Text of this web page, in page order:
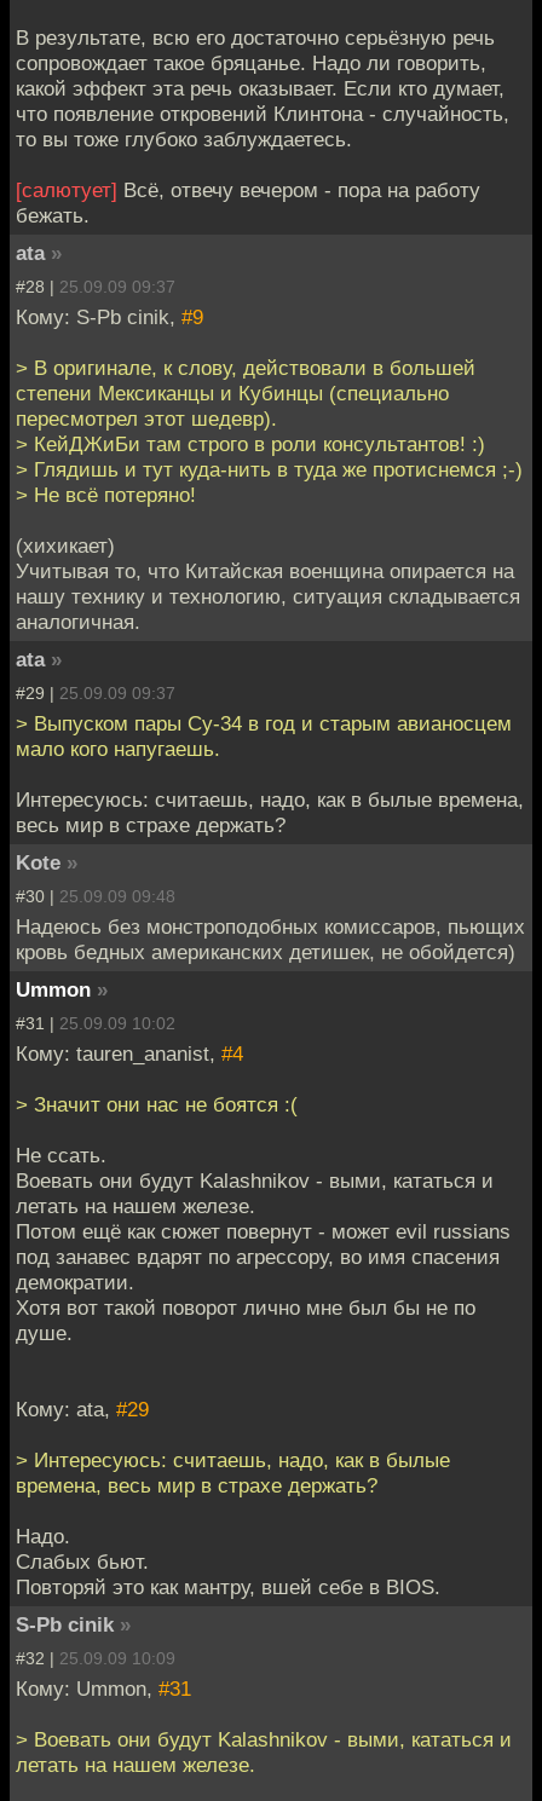
В результате, всю его достаточно серьёзную речь
сопровождает такое бряцанье. Надо ли говорить,
какой эффект эта речь оказывает. Если кто думает,
что появление откровений Клинтона - случайность,
то вы тоже глубоко заблуждаетесь.
[салютует] Всё, отвечу вечером - пора на работу
бежать.
ata »
#28 | 25.09.09 09:37
Кому: S-Pb cinik, #9
> В оригинале, к слову, действовали в большей
степени Мексиканцы и Кубинцы (специально
пересмотрел этот шедевр).
> КейДЖиБи там строго в роли консультантов! :)
> Глядишь и тут куда-нить в туда же протиснемся ;-)
> Не всё потеряно!
(хихикает)
Учитывая то, что Китайская военщина опирается на
нашу технику и технологию, ситуация складывается
аналогичная.
ata »
#29 | 25.09.09 09:37
> Выпуском пары Су-34 в год и старым авианосцем
мало кого напугаешь.
Интересуюсь: считаешь, надо, как в былые времена,
весь мир в страхе держать?
Kote »
#30 | 25.09.09 09:48
Надеюсь без монстроподобных комиссаров, пьющих
кровь бедных американских детишек, не обойдется)
Ummon »
#31 | 25.09.09 10:02
Кому: tauren_ananist, #4
> Значит они нас не боятся :(
Не ссать.
Воевать они будут Kalashnikov - выми, кататься и
летать на нашем железе.
Потом ещё как сюжет повернут - может evil russians
под занавес вдарят по агрессору, во имя спасения
демократии.
Хотя вот такой поворот лично мне был бы не по
душе.
Кому: ata, #29
> Интересуюсь: считаешь, надо, как в былые
времена, весь мир в страхе держать?
Надо.
Слабых бьют.
Повторяй это как мантру, вшей себе в BIOS.
S-Pb cinik »
#32 | 25.09.09 10:09
Кому: Ummon, #31
> Воевать они будут Kalashnikov - выми, кататься и
летать на нашем железе.